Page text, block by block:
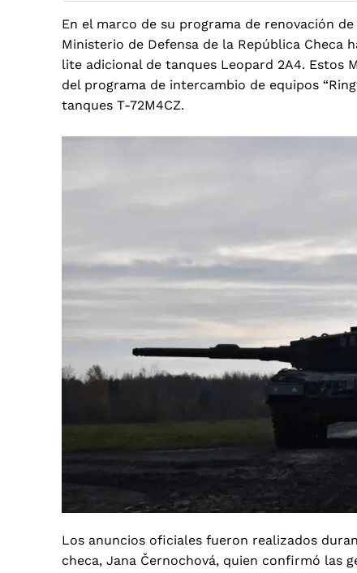
En el marco de su programa de renovación
Ministerio de Defensa de la República
lite adicional de tanques Leopard 2A4. Estos
del programa de intercambio de equipos
tanques T-72M4CZ.
Los anuncios oficiales fueron realizados
checa, Jana Černochová, quien confirmó las